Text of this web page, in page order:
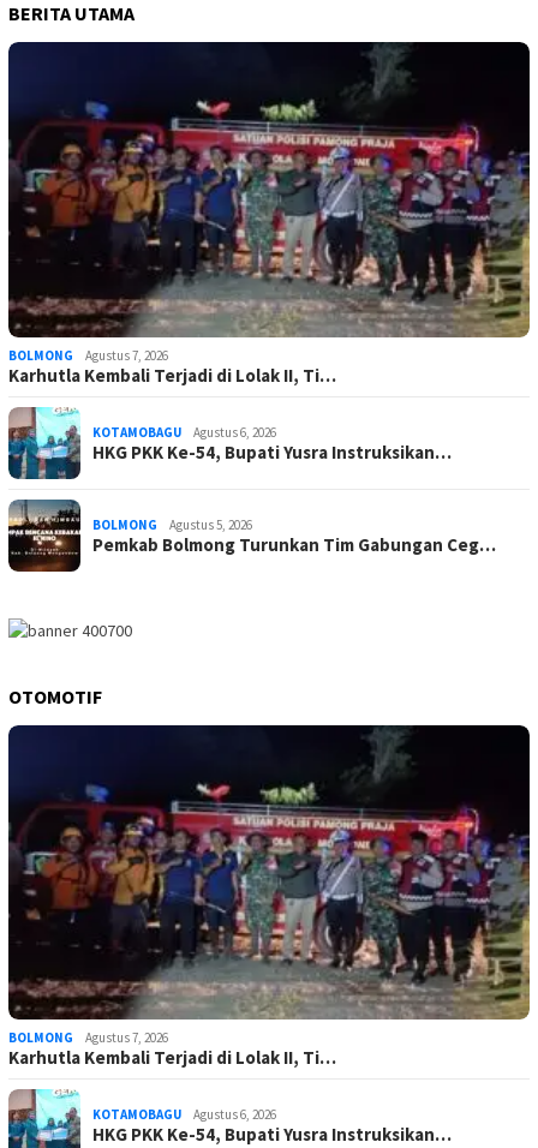
BERITA UTAMA
BOLMONG Agustus 7, 2026
Karhutla Kembali Terjadi di Lolak II, Ti…
KOTAMOBAGU Agustus 6, 2026
HKG PKK Ke-54, Bupati Yusra Instruksikan…
BOLMONG Agustus 5, 2026
Pemkab Bolmong Turunkan Tim Gabungan Ceg…
OTOMOTIF
BOLMONG Agustus 7, 2026
Karhutla Kembali Terjadi di Lolak II, Ti…
KOTAMOBAGU Agustus 6, 2026
HKG PKK Ke-54, Bupati Yusra Instruksikan…